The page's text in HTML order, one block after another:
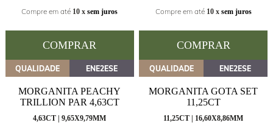
Compre em até 10 x sem juros
COMPRAR
Compre em até 10 x sem juros
COMPRAR
QUALIDADE ENE2ESE
MORGANITA PEACHY
TRILLION PAR 4,63CT
4,63CT | 9,65X9,79MM
QUALIDADE ENE2ESE
MORGANITA GOTA SET
11,25CT
11,25CT | 16,60X8,86MM